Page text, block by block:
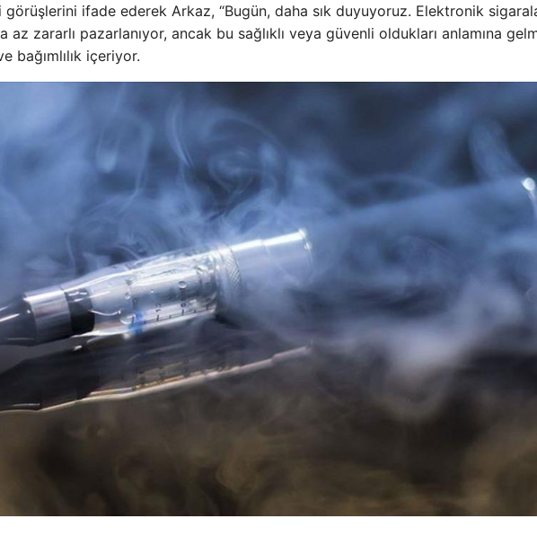
ifade ederek Arkaz, “Bugün, daha sık duyuyoruz. Elektronik
zararlı pazarlanıyor, ancak bu sağlıklı veya güvenli oldukları anlamına
bağımlılık içeriyor.